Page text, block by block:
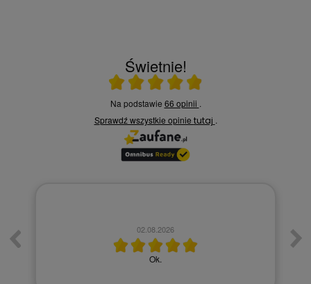
Świetnie!
Ocena średnia 4.9 na 5
Na podstawie 66 opinii .
Sprawdź wszystkie opinie tutaj .
02.08.2026
Ok.